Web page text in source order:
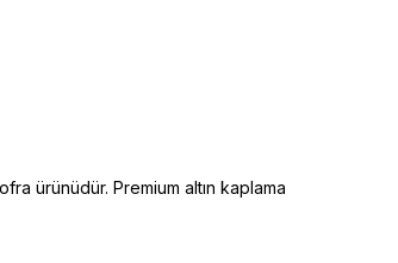
ürünüdür. Premium altın kaplama